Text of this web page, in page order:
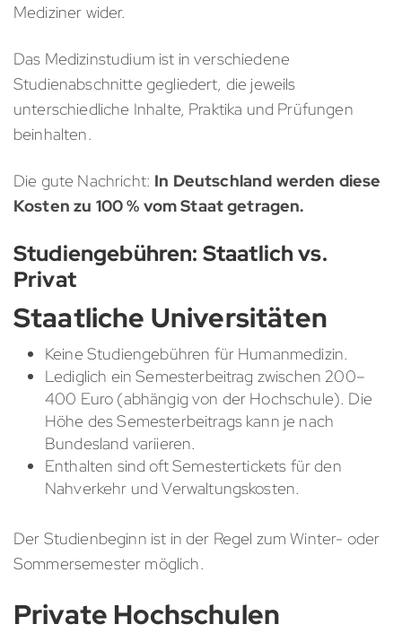
Mediziner wider.
Das Medizinstudium ist in verschiedene
Studienabschnitte gegliedert, die jeweils
unterschiedliche Inhalte, Praktika und Prüfungen
beinhalten.
Die gute Nachricht: In Deutschland werden diese
Kosten zu 100 % vom Staat getragen.
Studiengebühren: Staatlich vs.
Privat
Staatliche Universitäten
Keine Studiengebühren für Humanmedizin.
Lediglich ein Semesterbeitrag zwischen 200–
400 Euro (abhängig von der Hochschule). Die
Höhe des Semesterbeitrags kann je nach
Bundesland variieren.
Enthalten sind oft Semestertickets für den
Nahverkehr und Verwaltungskosten.
Der Studienbeginn ist in der Regel zum Winter- oder
Sommersemester möglich.
Private Hochschulen